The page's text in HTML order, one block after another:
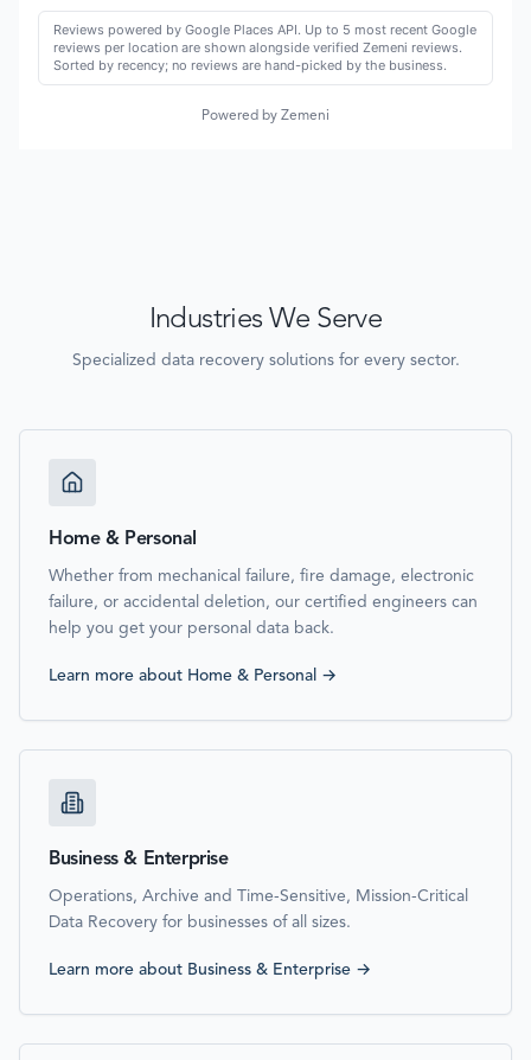
Reviews powered by Google Places API. Up to 5 most recent Google
reviews per location are shown alongside verified Zemeni reviews.
Sorted by recency; no reviews are hand-picked by the business.
Powered by Zemeni
Industries We Serve
Specialized data recovery solutions for every sector.
Home & Personal
Whether from mechanical failure, fire damage, electronic
failure, or accidental deletion, our certified engineers can
help you get your personal data back.
Learn more about Home & Personal →
Business & Enterprise
Operations, Archive and Time-Sensitive, Mission-Critical
Data Recovery for businesses of all sizes.
Learn more about Business & Enterprise →